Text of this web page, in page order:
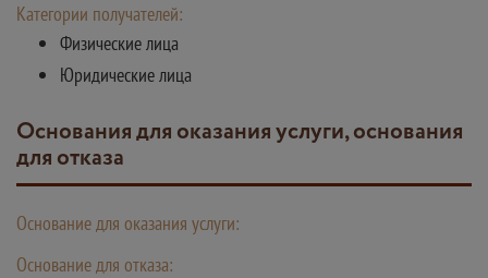
Категории получателей:
Физические лица
Юридические лица
Основания для оказания услуги, основания
для отказа
Основание для оказания услуги:
Основание для отказа: